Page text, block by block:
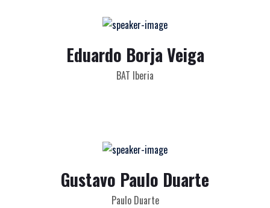
Eduardo Borja Veiga
BAT Iberia
Gustavo Paulo Duarte
Paulo Duarte